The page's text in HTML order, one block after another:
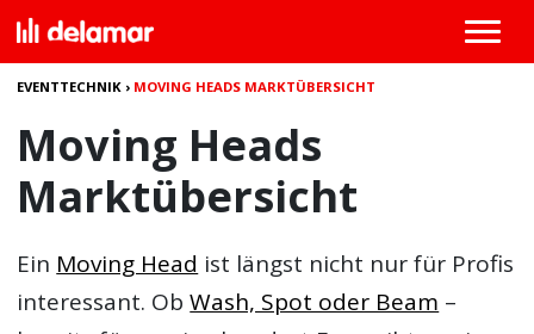
EVENTTECHNIK › MOVING HEADS MARKTÜBERSICHT
Moving Heads
Marktübersicht
Ein Moving Head ist längst nicht nur für Profis
interessant. ObWash, Spot oder Beam –